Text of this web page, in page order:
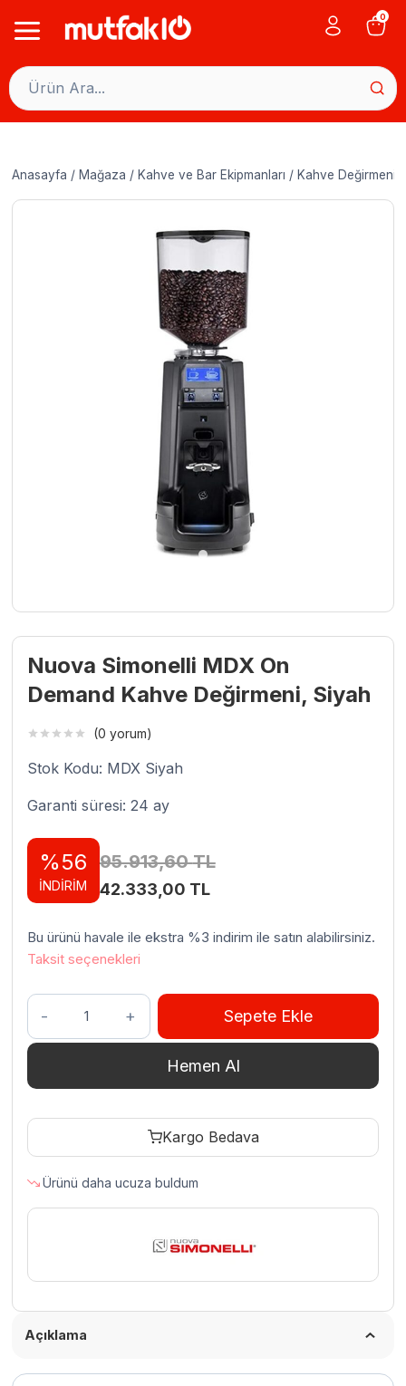
0
Anasayfa / Mağaza / Kahve ve Bar Ekipmanları / Kahve Değirmeni
Nuova Simonelli MDX On
Demand Kahve Değirmeni, Siyah
(0 yorum)
Stok Kodu: MDX Siyah
Garanti süresi: 24 ay
%56
İNDİRİM
95.913,60TL
Orijinal
95.913,60 TL.
42.333,00 TLŞu
fiyat:
Bu ürünü havale ile ekstra %3 indirim ile satın alabilirsiniz.
Taksit seçenekleri
Nuova
Simonelli
MDX
Kahve
adet
Sepete Ekle
Hemen Al
Kargo Bedava
Ürünü daha ucuza buldum
Açıklama